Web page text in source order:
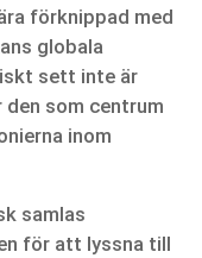
förknippad med
globala
sett inte är
som centrum
inom
samlas
för att lyssna till